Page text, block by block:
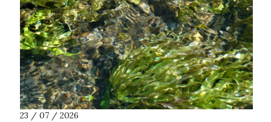
23 / 07 / 2026